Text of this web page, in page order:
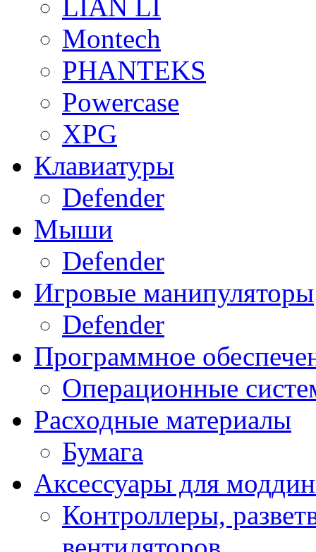
LIAN LI
Montech
PHANTEKS
Powercase
XPG
Клавиатуры
Defender
Мыши
Defender
Игровые манипуляторы
Defender
Программное
Операционные
Расходные материалы
Бумага
Аксессуары для
Контроллеры,